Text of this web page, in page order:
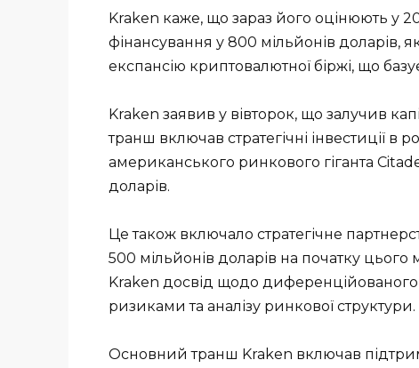
Kraken каже, що зараз його оцінюють у
фінансування у 800 мільйонів доларів,
експансію криптовалютної біржі, що
Kraken заявив у вівторок, що залучив
транш включав стратегічні інвестиції в
американського ринкового гіганта
доларів.
Це також включало стратегічне
500 мільйонів доларів на початку
Kraken досвід щодо диференційованого
ризиками та аналізу ринкової структури.
Основний транш Kraken включав